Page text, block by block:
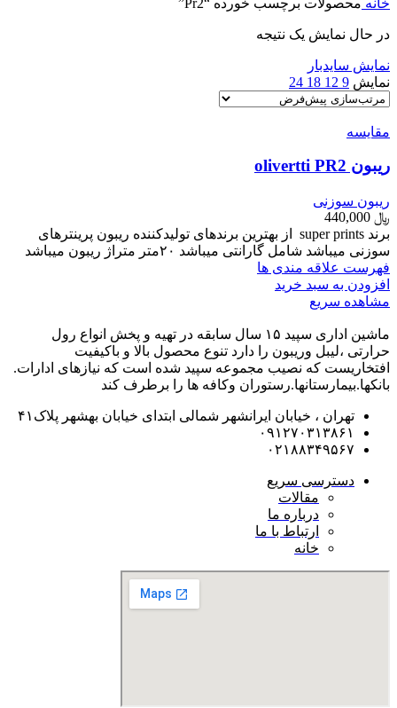
در حال نمایش یک نتیجه
نمایش سایدبار
نمایش 9
12
18
24
مقایسه
ریبون olivertti PR2
ریبون سوزنی
﷼
برند super prints از بهترین برندهای تولیدکننده ریبون پرینترهای
سوزنی میباشد شامل گارانتی میباشد ۲۰متر متراژ ریبون میباشد
فهرست علاقه مندی ها
افزودن به سبد خرید
مشاهده سریع
ماشین اداری سپید ۱۵ سال سابقه در تهیه و پخش انواع رول
حرارتی ،لیبل وریبون را دارد تنوع محصول بالا و باکیفیت
افتخاریست که نصیب مجموعه سپید شده است که نیازهای ادارات.
بانکها.بیمارستانها.رستوران و‌کافه ها را برطرف کند
تهران ، خیابان ایرانشهر شمالی ابتدای خیابان بهشهر پلاک۴۱
۰۹۱۲۷۰۳۱۳۸۶۱
۰۲۱۸۸۳۴۹۵۶۷
دسترسی سریع
مقالات
درباره ما
ارتباط با ما
خانه